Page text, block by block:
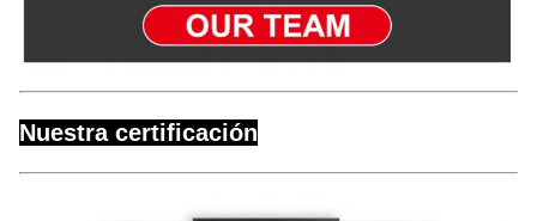
Nuestra certificación